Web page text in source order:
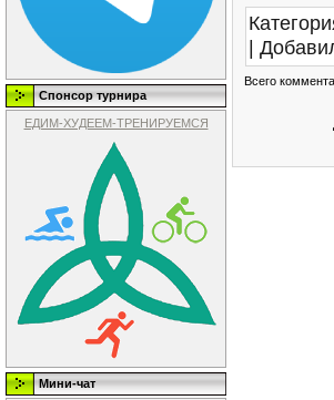
Спонсор турнира
ЕДИМ-ХУДЕЕМ-ТРЕНИРУЕМСЯ
Мини-чат
|
Всего